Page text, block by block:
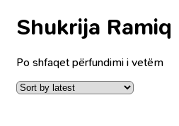
Shukrija Ramiq
Po shfaqet përfundimi i vetëm